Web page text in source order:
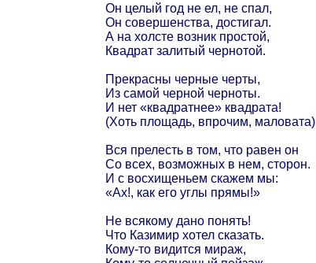
Он целый год не ел, не спал,
Он совершенства, достигал.
А на холсте возник простой,
Квадрат залитый чернотой.
Прекрасны черные черты,
Из самой черной черноты.
И нет «квадратнее» квадрата!
(Хоть площадь, впрочим, маловата)
Вся прелесть в том, что равен он
Со всех, возможных в нем, сторон.
И с восхищеньем скажем мы:
«Ах!, как его углы прямы!»
Не всякому дано понять!
Что Казимир хотел сказать.
Кому-то видится мираж,